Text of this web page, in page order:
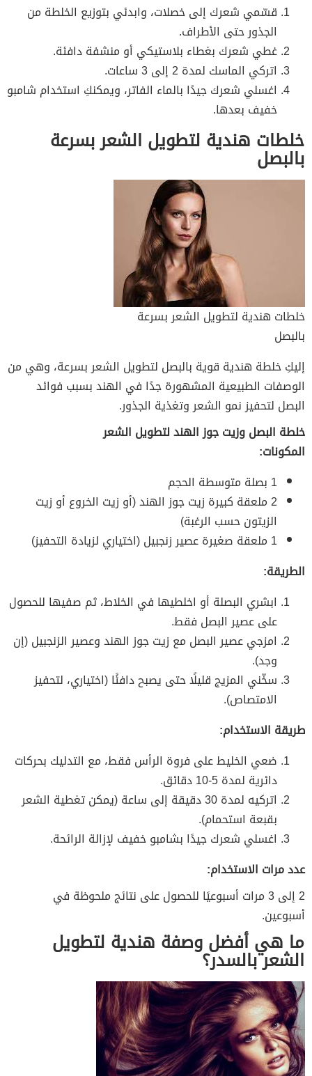
قسّمي شعرك إلى خصلات، وابدئي بتوزيع الخلطة من
الجذور حتى الأطراف.
غطي شعرك بغطاء بلاستيكي أو منشفة دافئة.
اتركي الماسك لمدة 2 إلى 3 ساعات.
اغسلي شعرك جيدًا بالماء الفاتر، ويمكنكِ استخدام شامبو
خفيف بعدها.
خلطات هندية لتطويل الشعر بسرعة
بالبصل
خلطات هندية لتطويل الشعر بسرعة
بالبصل
إليكِ خلطة هندية قوية بالبصل لتطويل الشعر بسرعة، وهي من
الوصفات الطبيعية المشهورة جدًا في الهند بسبب فوائد
البصل لتحفيز نمو الشعر وتغذية الجذور.
خلطة البصل وزيت جوز الهند لتطويل الشعر
المكونات:
1 بصلة متوسطة الحجم
2 ملعقة كبيرة زيت جوز الهند (أو زيت الخروع أو زيت
الزيتون حسب الرغبة)
1 ملعقة صغيرة عصير زنجبيل (اختياري لزيادة التحفيز)
الطريقة:
ابشري البصلة أو اخلطيها في الخلاط، ثم صفيها للحصول
على عصير البصل فقط.
امزجي عصير البصل مع زيت جوز الهند وعصير الزنجبيل (إن
وجد).
سخّني المزيج قليلًا حتى يصبح دافئًا (اختياري، لتحفيز
الامتصاص).
طريقة الاستخدام:
ضعي الخليط على فروة الرأس فقط، مع التدليك بحركات
دائرية لمدة 5-10 دقائق.
اتركيه لمدة 30 دقيقة إلى ساعة (يمكن تغطية الشعر
بقبعة استحمام).
اغسلي شعرك جيدًا بشامبو خفيف لإزالة الرائحة.
عدد مرات الاستخدام:
2 إلى 3 مرات أسبوعيًا للحصول على نتائج ملحوظة في
أسبوعين.
ما هي أفضل وصفة هندية لتطويل
الشعر بالسدر؟